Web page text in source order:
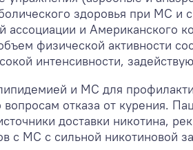
здоровья при МС
ассоциации и Американского
физической активности
интенсивности,
и МС для
вопросам отказа от курения.
доставки никотина,
с МС с сильной никотиновой